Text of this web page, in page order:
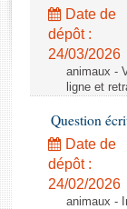
Rapports
Rapports sur
Baromètre de
Dossiers
Budget et
Questions
Comptes
Date de
dépôt :
24/03/2026
animaux -
ligne et
Question
Date de
dépôt :
24/02/2026
animaux -